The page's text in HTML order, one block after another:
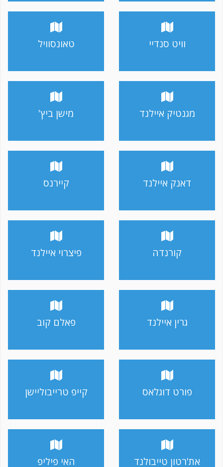
וויט סנדיי טאונסוויל
מגנטיק איילנד מישן ביץ'
דאנק איילנד קיירנס
קורנדה פיצרוי איילנד
גרין איילנד פאלם קוב
פורט דוגלאס קייפ טרייבוליישן
את'רטון טייבולנד האי פיליפ